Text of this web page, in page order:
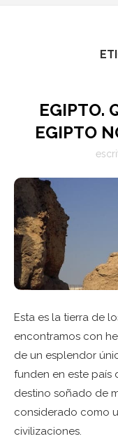
EGIPTO.
EGIPTO
Esta es la tierra de
encontramos con
de un esplendor
funden en este país
destino soñado de
considerado como
civilizaciones.